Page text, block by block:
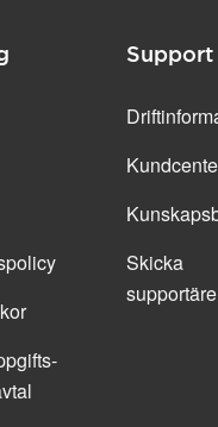
Support
Skicka